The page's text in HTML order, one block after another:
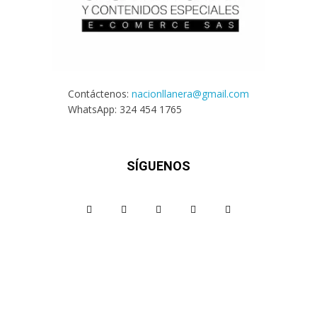
Contáctenos: nacionllanera@gmail.com
WhatsApp: 324 454 1765
SÍGUENOS